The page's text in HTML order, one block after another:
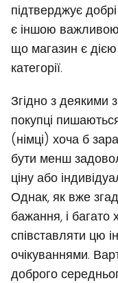
підтверджує
є іншою
що магазин є
категорії.
Згідно з деякими
покупці
(німці) хоча б
бути менш
ціну або
Однак, як вже
бажання, і
співставляти цю
очікуваннями.
доброго